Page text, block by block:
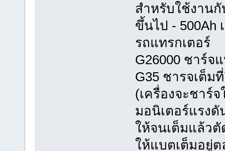
สำหรับใช้งาน
ขึ้นไป - 500Ah
รถแทรกเตอร์
G26000 ชาร์จ
G35 ชารจเต็ม
(เครื่องจะชาร์
มอนิเตอร์แรงดั
ให้จนเต็มแล้ว
ให้แบตเต็มอยู่ต